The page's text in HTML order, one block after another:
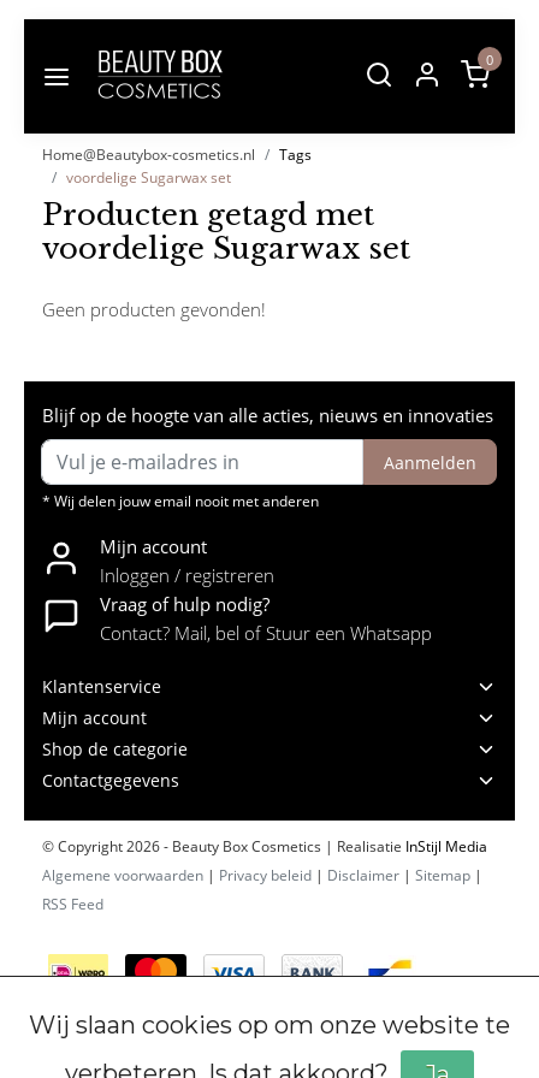
0
Home@Beautybox-cosmetics.nl
Tags
voordelige Sugarwax set
Producten getagd met
voordelige Sugarwax set
Geen producten gevonden!
Blijf op de hoogte van alle acties, nieuws en innovaties
Aanmelden
* Wij delen jouw email nooit met anderen
Mijn account
Inloggen / registreren
Vraag of hulp nodig?
Contact? Mail, bel of Stuur een Whatsapp
Klantenservice
Mijn account
Shop de categorie
Contactgegevens
© Copyright 2026 - Beauty Box Cosmetics | Realisatie InStijl Media
Algemene voorwaarden | Privacy beleid | Disclaimer | Sitemap |
RSS Feed
Wij slaan cookies op om onze website te